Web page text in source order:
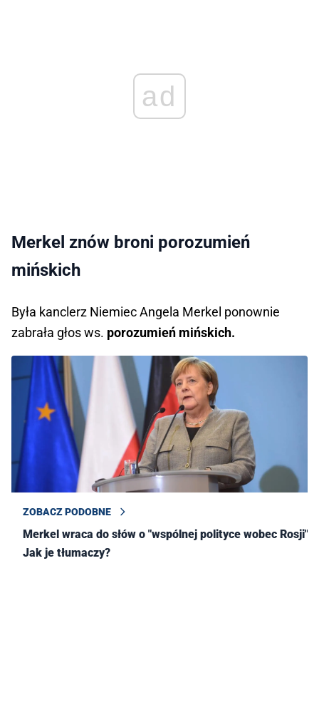
ad
Merkel znów broni porozumień
mińskich
Była kanclerz Niemiec Angela Merkel ponownie
zabrała głos ws. porozumień mińskich.
ZOBACZ PODOBNE
Merkel wraca do słów o "wspólnej polityce wobec Rosji".
Jak je tłumaczy?